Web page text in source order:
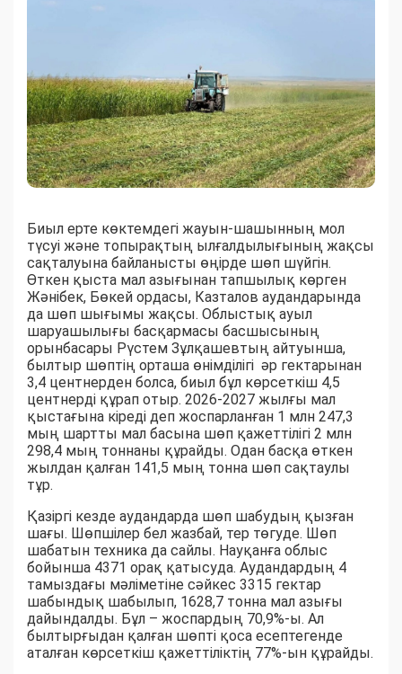
Биыл ерте көктемдегі жауын-шашынның мол
түсуі және топырақтың ылғалдылығының жақсы
сақталуына байланысты өңірде шөп шүйгін.
Өткен қыста мал азығынан тапшылық көрген
Жәнібек, Бөкей ордасы, Казталов аудандарында
да шөп шығымы жақсы. Облыстық ауыл
шаруашылығы басқармасы басшысының
орынбасары Рүстем Зұлқашевтың айтуынша,
былтыр шөптің орташа өнімділігі әр гектарынан
3,4 центнерден болса, биыл бұл көрсеткіш 4,5
центнерді құрап отыр. 2026-2027 жылғы мал
қыстағына кіреді деп жоспарланған 1 млн 247,3
мың шартты мал басына шөп қажеттілігі 2 млн
298,4 мың тоннаны құрайды. Одан басқа өткен
жылдан қалған 141,5 мың тонна шөп сақтаулы
тұр.
Қазіргі кезде аудандарда шөп шабудың қызған
шағы. Шөпшілер бел жазбай, тер төгуде. Шөп
шабатын техника да сайлы. Науқанға облыс
бойынша 4371 орақ қатысуда. Аудандардың 4
тамыздағы мәліметіне сәйкес 3315 гектар
шабындық шабылып, 1628,7 тонна мал азығы
дайындалды. Бұл – жоспардың 70,9%-ы. Ал
былтырғыдан қалған шөпті қоса есептегенде
аталған көрсеткіш қажеттіліктің 77%-ын құрайды.